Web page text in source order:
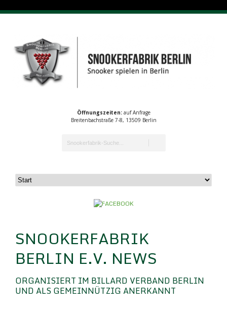
Öffnungszeiten:auf Anfrage
Breitenbachstraße 7-8, 13509 Berlin
SNOOKERFABRIK
BERLIN E.V. NEWS
ORGANISIERT IM BILLARD VERBAND BERLIN
UND ALS GEMEINNÜTZIG ANERKANNT